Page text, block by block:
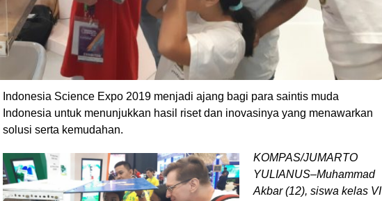
Indonesia Science Expo 2019 menjadi ajang bagi para saintis muda
Indonesia untuk menunjukkan hasil riset dan inovasinya yang menawarkan
solusi serta kemudahan.
KOMPAS/JUMARTO
YULIANUS–Muhammad
Akbar (12), siswa kelas VI